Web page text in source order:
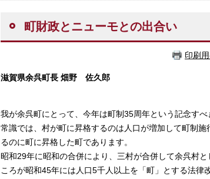
町財政とニューモとの出合い
印刷
滋賀県余呉町長 畑野 佐久郎
我が余呉町にとって、今年は町制35周年という記念すべ
常識では、村が町に昇格するのは人口が増加して町制
るのに町に昇格した町であります。
昭和29年に昭和の合併により、三村が合併して余呉村
ころが昭和45年には人口5千人以上を「町」とする法律